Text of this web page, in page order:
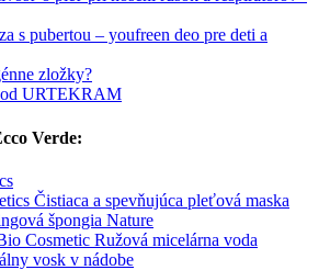
s pubertou – youfreen deo pre deti a
zložky?
od URTEKRAM
Verde:
Čistiaca a spevňujúca pleťová maska
špongia Nature
Cosmetic Ružová micelárna voda
vosk v nádobe